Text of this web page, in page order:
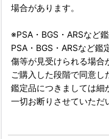
場合があります。
※PSA・BGS・ARSなど
PSA・BGS・ARSなど
傷等が見受けられる場合
ご購入した段階で同意し
鑑定品につきましては細
一切お断りさせていただ